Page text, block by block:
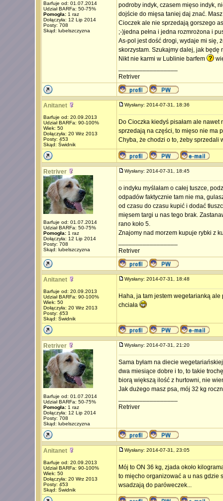
Barfuje od: 01.07.2014
Udział BARFa: 50-75%
Pomogła:1 raz
Dołączyła: 12 Lip 2014
Posty: 708
Skąd: lubelszczyzna
podroby indyk, czasem mięso indyk,
dojście do mięsa taniej daj znać.
Cioczek ale nie sprzedają gorszego
;-)jedna pełna i jedna rozmrożona i
As-pol jest dość drogi, wydaje mi się,
skorzystam. Szukajmy dalej, jak będę
Nikt nie karmi w Lublinie barfem
Retriver
Anitanet
Barfuje od: 20.09.2013
Udział BARFa: 90-100%
Wiek: 50
Dołączyła: 20 Wrz 2013
Posty: 453
Skąd: Świdnik
Wysłany: 2014-07-31, 18:36
Do Cioczka kiedyś pisałam ale
sprzedają na części, to mięso nie ma
Chyba, że chodzi o to, żeby sprzedali
Retriver
Barfuje od: 01.07.2014
Udział BARFa: 50-75%
Pomogła:1 raz
Dołączyła: 12 Lip 2014
Posty: 708
Skąd: lubelszczyzna
Wysłany: 2014-07-31, 18:45
o indyku myślałam o całej tuszce,
odpadów faktycznie tam nie ma,
od czasu do czasu kupić i dodać
mięsem targi u nas tego brak.
rano koło 5.
Znajomy nad morzem kupuje rybki z
Retriver
Anitanet
Barfuje od: 20.09.2013
Udział BARFa: 90-100%
Wiek: 50
Dołączyła: 20 Wrz 2013
Posty: 453
Skąd: Świdnik
Wysłany: 2014-07-31, 18:48
Haha, ja tam jestem wegetarianką
chciała
Retriver
Barfuje od: 01.07.2014
Udział BARFa: 50-75%
Pomogła:1 raz
Dołączyła: 12 Lip 2014
Posty: 708
Skąd: lubelszczyzna
Wysłany: 2014-07-31, 21:20
Sama byłam na diecie
dwa miesiące dobre i to, to takie
biorą większą ilość z hurtowni, nie
Jak dużego masz psa, mój 32 kg
Retriver
Anitanet
Barfuje od: 20.09.2013
Udział BARFa: 90-100%
Wiek: 50
Dołączyła: 20 Wrz 2013
Posty: 453
Skąd: Świdnik
Wysłany: 2014-07-31, 23:05
Mój to ON 36 kg, zjada około
to mięcho organizować a u nas gdzie
wsadzają do paróweczek...